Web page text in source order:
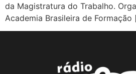
da Magistratura do Trabalho.
Academia Brasileira de Formação